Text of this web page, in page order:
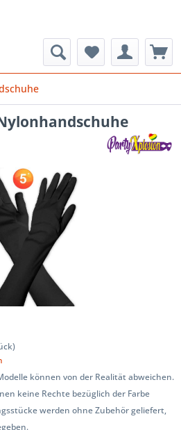
können von der Realität abweichen.
keine Rechte bezüglich der Farbe
werden ohne Zubehör geliefert,